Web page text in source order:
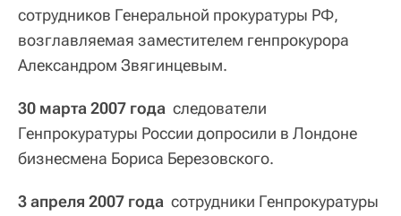
сотрудников Генеральной прокуратуры РФ,
возглавляемая заместителем генпрокурора
Александром Звягинцевым.
30 марта 2007 года следователи
Генпрокуратуры России допросили в Лондоне
бизнесмена Бориса Березовского.
3 апреля 2007 года сотрудники Генпрокуратуры